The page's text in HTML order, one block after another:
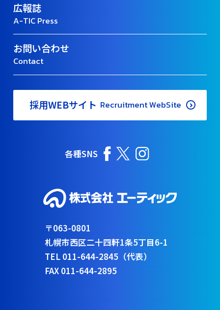
広報誌
A-TIC Press
お問い合わせ
Contact
採用WEBサイト Recruitment WebSite
各種SNS
〒063-0801
札幌市西区二十四軒1条5丁目6-1
TEL 011-644-2845（代表）
FAX 011-644-2895